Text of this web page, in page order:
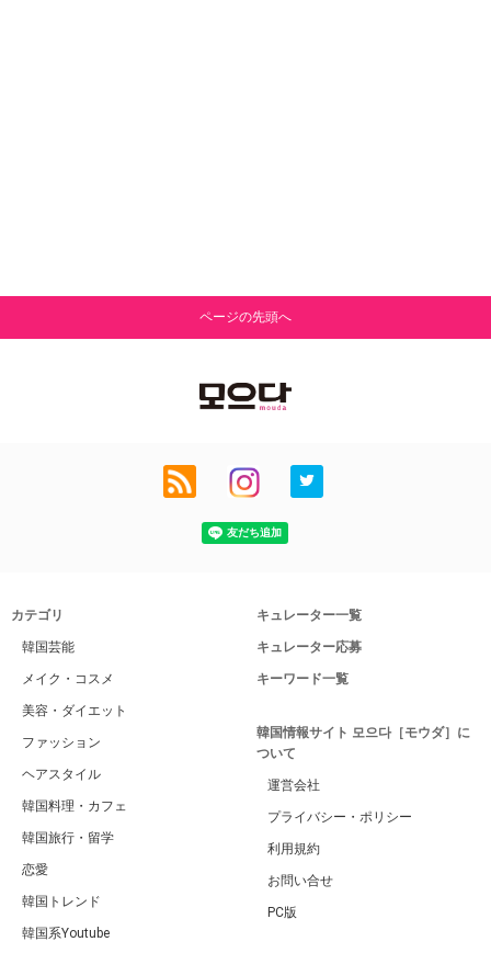
ページの先頭へ
カテゴリ
韓国芸能
メイク・コスメ
美容・ダイエット
ファッション
ヘアスタイル
韓国料理・カフェ
韓国旅行・留学
恋愛
韓国トレンド
韓国系Youtube
キュレーター一覧
キュレーター応募
キーワード一覧
韓国情報サイト 모으다［モウダ］に
ついて
運営会社
プライバシー・ポリシー
利用規約
お問い合せ
PC版